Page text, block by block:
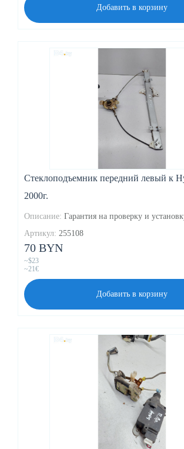
Добавить в корзину
Стеклоподъемник передний левый к
2000г.
Описание: Гарантия на проверку и
Артикул: 255108
70 BYN
~$23
~21€
Добавить в корзину